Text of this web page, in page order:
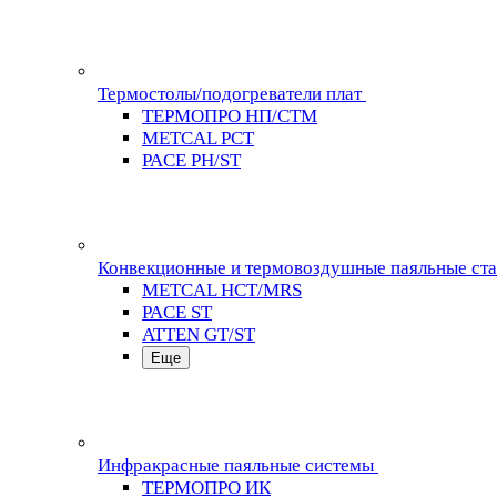
Термостолы/подогреватели плат
ТЕРМОПРО НП/СТМ
METCAL PCT
PACE PH/ST
Конвекционные и термовоздушные паяльные
METCAL HCT/MRS
PACE ST
ATTEN GT/ST
Еще
Инфракрасные паяльные системы
ТЕРМОПРО ИК